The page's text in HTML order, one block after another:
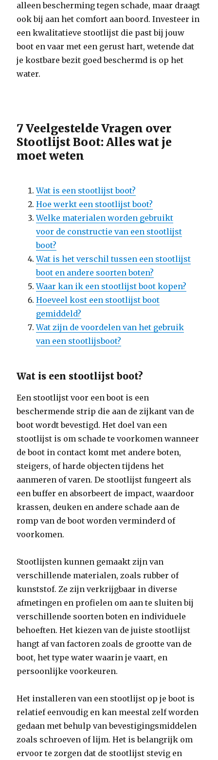
alleen bescherming tegen schade, maar draagt
ook bij aan het comfort aan boord. Investeer in
een kwalitatieve stootlijst die past bij jouw
boot en vaar met een gerust hart, wetende dat
je kostbare bezit goed beschermd is op het
water.
7 Veelgestelde Vragen over
Stootlijst Boot: Alles wat je
moet weten
Wat is een stootlijst boot?
Hoe werkt een stootlijst boot?
Welke materialen worden gebruikt
voor de constructie van een stootlijst
boot?
Wat is het verschil tussen een stootlijst
boot en andere soorten boten?
Waar kan ik een stootlijst boot kopen?
Hoeveel kost een stootlijst boot
gemiddeld?
Wat zijn de voordelen van het gebruik
van een stootlijsboot?
Wat is een stootlijst boot?
Een stootlijst voor een boot is een
beschermende strip die aan de zijkant van de
boot wordt bevestigd. Het doel van een
stootlijst is om schade te voorkomen wanneer
de boot in contact komt met andere boten,
steigers, of harde objecten tijdens het
aanmeren of varen. De stootlijst fungeert als
een buffer en absorbeert de impact, waardoor
krassen, deuken en andere schade aan de
romp van de boot worden verminderd of
voorkomen.
Stootlijsten kunnen gemaakt zijn van
verschillende materialen, zoals rubber of
kunststof. Ze zijn verkrijgbaar in diverse
afmetingen en profielen om aan te sluiten bij
verschillende soorten boten en individuele
behoeften. Het kiezen van de juiste stootlijst
hangt af van factoren zoals de grootte van de
boot, het type water waarin je vaart, en
persoonlijke voorkeuren.
Het installeren van een stootlijst op je boot is
relatief eenvoudig en kan meestal zelf worden
gedaan met behulp van bevestigingsmiddelen
zoals schroeven of lijm. Het is belangrijk om
ervoor te zorgen dat de stootlijst stevig en